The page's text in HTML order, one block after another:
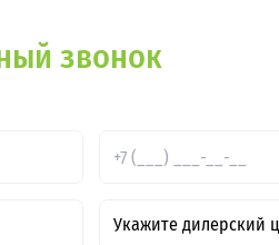
звонок
Укажите дилерский